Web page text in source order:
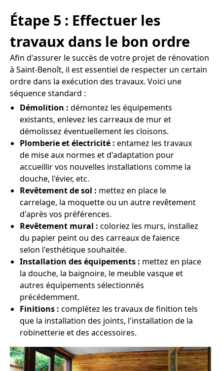
Étape 5 : Effectuer les
travaux dans le bon ordre
Afin d'assurer le succès de votre projet de rénovation
à Saint-Benoît, il est essentiel de respecter un certain
ordre dans la exécution des travaux. Voici une
séquence standard :
Démolition : démontez les équipements
existants, enlevez les carreaux de mur et
démolissez éventuellement les cloisons.
Plomberie et électricité : entamez les travaux
de mise aux normes et d'adaptation pour
accueillir vos nouvelles installations comme la
douche, l'évier, etc.
Revêtement de sol : mettez en place le
carrelage, la moquette ou un autre revêtement
d'après vos préférences.
Revêtement mural : coloriez les murs, installez
du papier peint ou des carreaux de faïence
selon l'esthétique souhaitée.
Installation des équipements : mettez en place
la douche, la baignoire, le meuble vasque et
autres équipements sélectionnés
précédemment.
Finitions : complétez les travaux de finition tels
que la installation des joints, l'installation de la
robinetterie et des accessoires.